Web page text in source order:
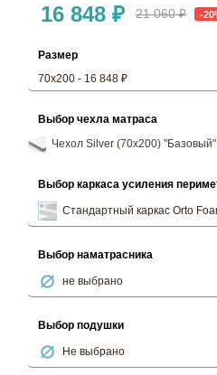
Размер
70х200 - 16 848 ₽
16 848 ₽ 21 060 ₽ -
Выбор чехла матраса
Чехол Silver (70х200) "Базовый"
Выбор каркаса усиления
Стандартный каркас Orto
Выбор наматрасника
не выбрано
Выбор подушки
Не выбрано